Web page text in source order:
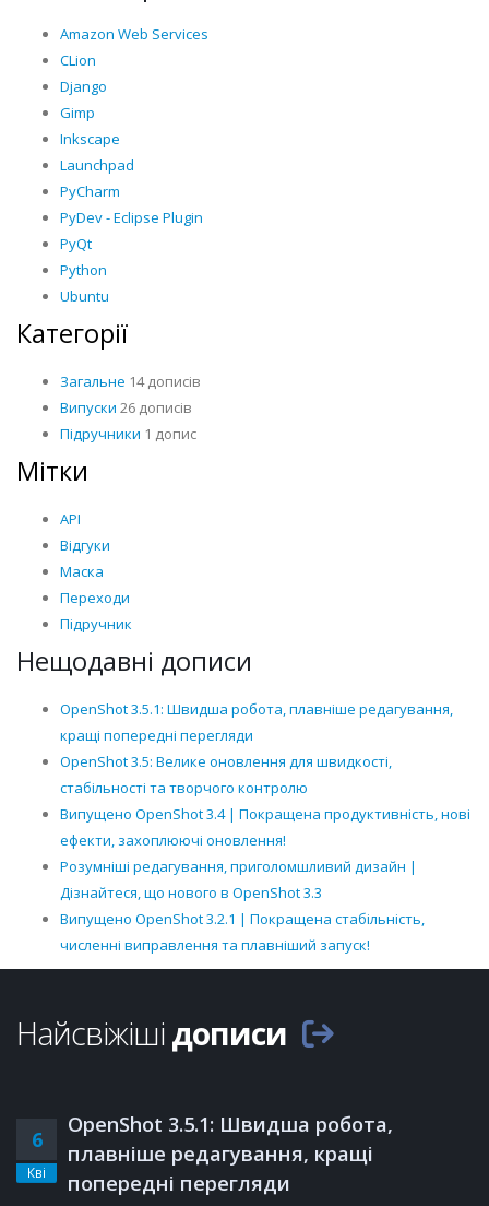
Amazon Web Services
CLion
Django
Gimp
Inkscape
Launchpad
PyCharm
PyDev - Eclipse Plugin
PyQt
Python
Ubuntu
Категорії
Загальне 14 дописів
Випуски 26 дописів
Підручники 1 допис
Мітки
API
Відгуки
Маска
Переходи
Підручник
Нещодавні дописи
OpenShot 3.5.1: Швидша робота, плавніше редагування,
кращі попередні перегляди
OpenShot 3.5: Велике оновлення для швидкості,
стабільності та творчого контролю
Випущено OpenShot 3.4 | Покращена продуктивність, нові
ефекти, захоплюючі оновлення!
Розумніші редагування, приголомшливий дизайн |
Дізнайтеся, що нового в OpenShot 3.3
Випущено OpenShot 3.2.1 | Покращена стабільність,
численні виправлення та плавніший запуск!
Найсвіжішідописи
6
Кві
OpenShot 3.5.1: Швидша робота,
плавніше редагування, кращі
попередні перегляди